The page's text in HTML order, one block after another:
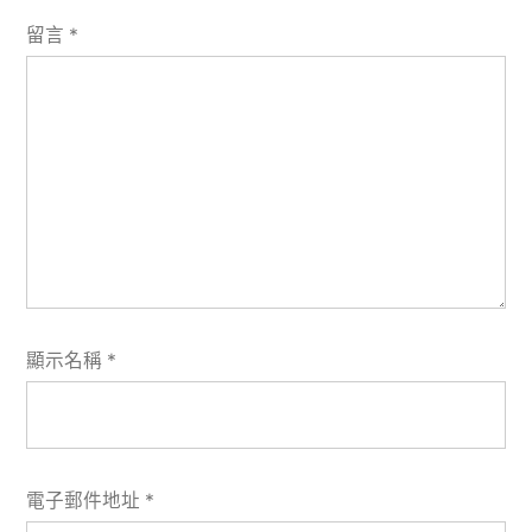
留言 *
顯示名稱 *
電子郵件地址 *